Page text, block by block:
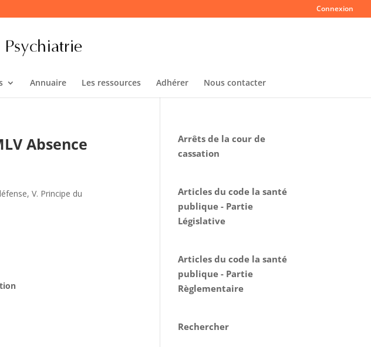
Connexion
Annuaire Les ressources Adhérer Nous contacter
Absence
,V. Principe du
Arrêts de la cour de
cassation
Articles du code la santé
publique - Partie
Législative
Articles du code la santé
publique - Partie
Règlementaire
Rechercher